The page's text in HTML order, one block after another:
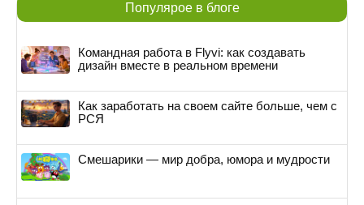
Популярое в блоге
Командная работа в Flyvi: как создавать
дизайн вместе в реальном времени
Как заработать на своем сайте больше, чем с
РСЯ
Смешарики — мир добра, юмора и мудрости